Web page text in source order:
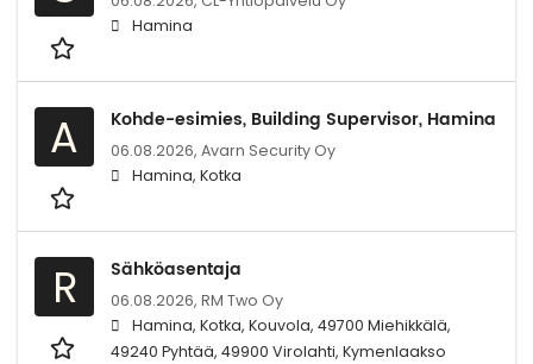
Hamina
A Kohde-esimies, Building Supervisor, Hamina
06.08.2026, Avarn Security Oy
Hamina, Kotka
R Sähköasentaja
06.08.2026, RM Two Oy
Hamina, Kotka, Kouvola, 49700 Miehikkälä,
49240 Pyhtää, 49900 Virolahti, Kymenlaakso